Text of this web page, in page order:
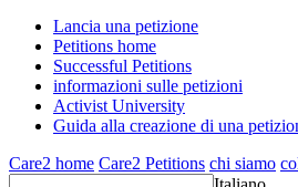
Lancia una petizione
Petitions home
Successful Petitions
informazioni sulle petizioni
Activist University
Guida alla creazione di una
Care2 home Care2 Petitions chi siamo